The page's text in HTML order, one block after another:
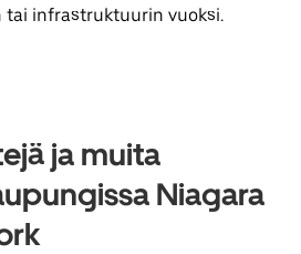
tai infrastruktuurin vuoksi.
ja muita
Niagara